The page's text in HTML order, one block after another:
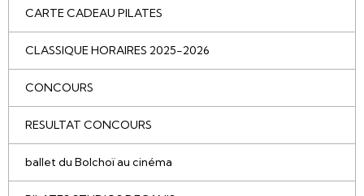
CARTE CADEAU PILATES
CLASSIQUE HORAIRES 2025-2026
CONCOURS
RESULTAT CONCOURS
ballet du Bolchoï au cinéma